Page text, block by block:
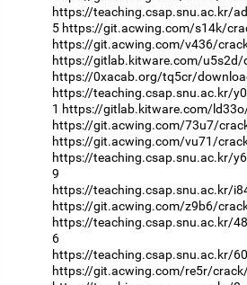
https://teaching.csap.snu.ac.kr/
5 https://git.acwing.com/s14k/
https://git.acwing.com/v436/
https://gitlab.kitware.com/u5s2d/
https://0xacab.org/tq5cr/
https://teaching.csap.snu.ac.kr/
1 https://gitlab.kitware.com/
https://git.acwing.com/73u7/
https://git.acwing.com/vu71/
https://teaching.csap.snu.ac.kr/
9
https://teaching.csap.snu.ac.kr/
https://git.acwing.com/z9b6/
https://teaching.csap.snu.ac.kr/
6
https://teaching.csap.snu.ac.kr/
https://git.acwing.com/re5r/